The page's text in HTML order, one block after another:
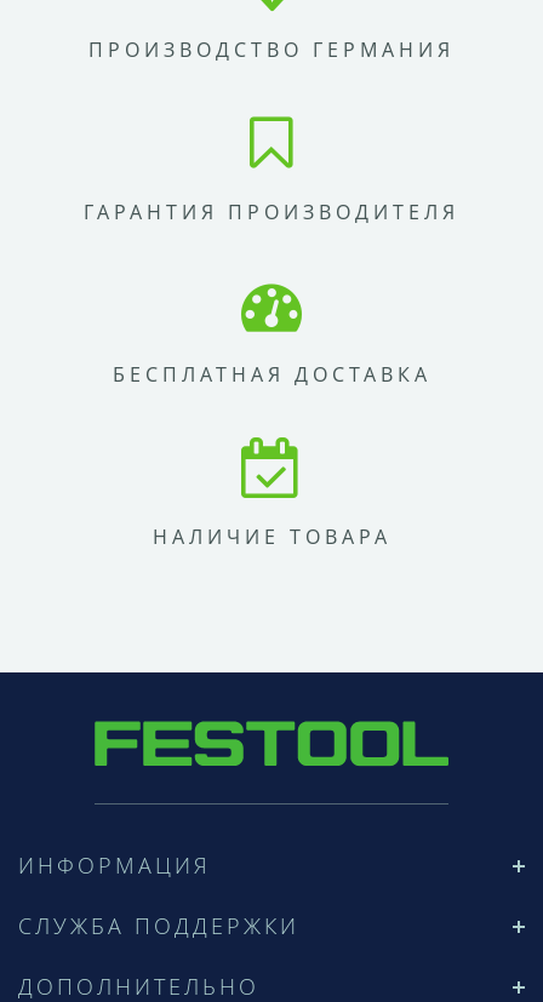
ПРОИЗВОДСТВО ГЕРМАНИЯ
ГАРАНТИЯ ПРОИЗВОДИТЕЛЯ
БЕСПЛАТНАЯ ДОСТАВКА
НАЛИЧИЕ ТОВАРА
ИНФОРМАЦИЯ
СЛУЖБА ПОДДЕРЖКИ
ДОПОЛНИТЕЛЬНО